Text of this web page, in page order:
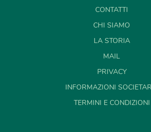
CONTATTI
CHI SIAMO
LA STORIA
MAIL
PRIVACY
INFORMAZIONI
TERMINI E CONDIZIONI